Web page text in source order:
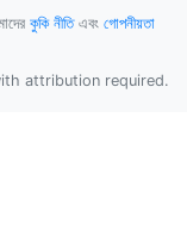
কুকি নীতিএবং গোপনীয়তা
attribution required.